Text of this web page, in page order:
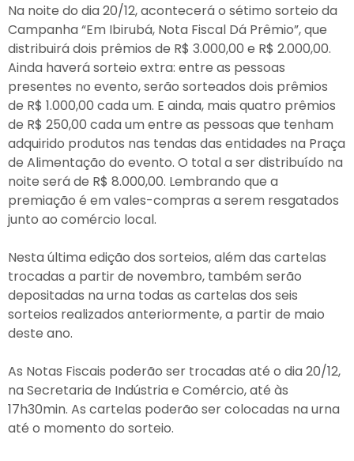
Na noite do dia 20/12, acontecerá o sétimo sorteio da
Campanha “Em Ibirubá, Nota Fiscal Dá Prêmio”, que
distribuirá dois prêmios de R$ 3.000,00 e R$ 2.000,00.
Ainda haverá sorteio extra: entre as pessoas
presentes no evento, serão sorteados dois prêmios
de R$ 1.000,00 cada um. E ainda, mais quatro prêmios
de R$ 250,00 cada um entre as pessoas que tenham
adquirido produtos nas tendas das entidades na Praça
de Alimentação do evento. O total a ser distribuído na
noite será de R$ 8.000,00. Lembrando que a
premiação é em vales-compras a serem resgatados
junto ao comércio local.
Nesta última edição dos sorteios, além das cartelas
trocadas a partir de novembro, também serão
depositadas na urna todas as cartelas dos seis
sorteios realizados anteriormente, a partir de maio
deste ano.
As Notas Fiscais poderão ser trocadas até o dia 20/12,
na Secretaria de Indústria e Comércio, até às
17h30min. As cartelas poderão ser colocadas na urna
até o momento do sorteio.